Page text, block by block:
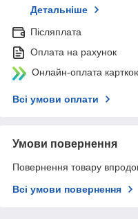
Детальніше
Післяплата
Оплата на рахунок
Онлайн-оплата
Всі умови оплати
Умови повернення
Повернення товару
Всі умови повернення